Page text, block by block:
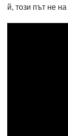
й, този път не